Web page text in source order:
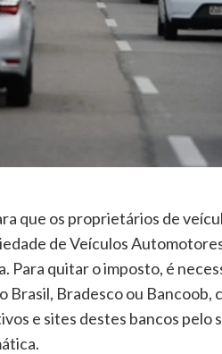
que os proprietários de
de Veículos
Para quitar o imposto, é
Brasil, Bradesco ou Bancoob,
e sites destes bancos pelo